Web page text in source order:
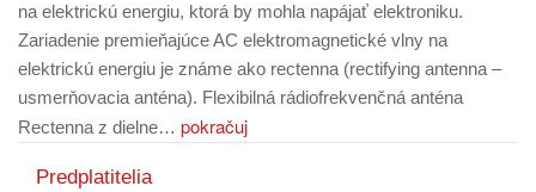
na elektrickú energiu, ktorá by mohla napájať elektroniku.
Zariadenie premieňajúce AC elektromagnetické vlny na
elektrickú energiu je známe ako rectenna (rectifying antenna –
usmerňovacia anténa). Flexibilná rádiofrekvenčná anténa
Rectenna z dielne… pokračuj
Predplatitelia